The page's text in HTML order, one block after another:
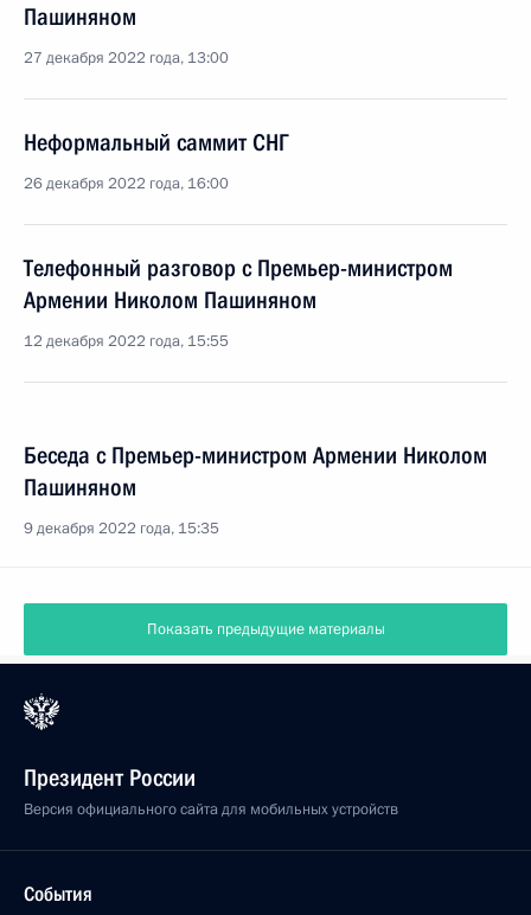
Пашиняном
27 декабря 2022 года, 13:00
Неформальный саммит СНГ
26 декабря 2022 года, 16:00
Телефонный разговор с Премьер-министром
Армении Николом Пашиняном
12 декабря 2022 года, 15:55
Беседа с Премьер-министром Армении Николом
Пашиняном
9 декабря 2022 года, 15:35
Показать предыдущие материалы
Президент России
Версия официального сайта для мобильных устройств
События